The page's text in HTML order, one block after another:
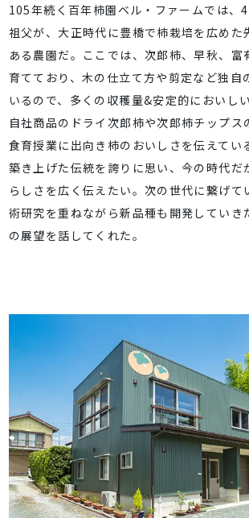
105年続く百年柿園ベル・ファームでは、
祖父が、大正時代に豊橋で柿栽培を広めた
ある農園だ。ここでは、次郎柿、早秋、富
育てており、木の仕立て方や剪定など独自
いるので、多くの収穫量&安定的においし
自社商品のドライ次郎柿や次郎柿チップス
食育授業に出向き柿のおいしさを伝えてい
築き上げた伝統を誇りに思い、今の時代だ
らしさを広く伝えたい。次の世代に繋げて
術研究を重ねながら新品種も開発していき
の展望を話してくれた。